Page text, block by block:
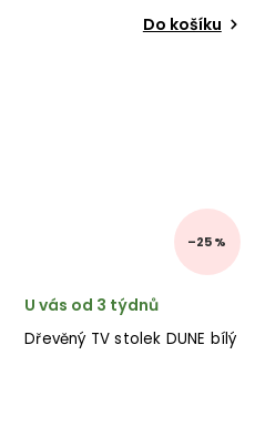
Do košíku
–25 %
Dřevěný TV stolek DUNE bílý
U vás od 3 týdnů